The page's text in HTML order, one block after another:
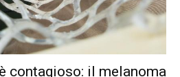
contagioso: il melanoma